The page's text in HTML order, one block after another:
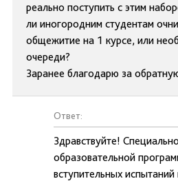
реально поступить с этим
ли иногородним студентам
общежитие на 1 курсе, или
очереди?
Заранее благодарю за
Ответ:
Здравствуйте!
образовательной
вступительных